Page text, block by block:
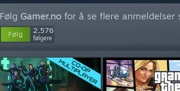
Følg Gamer.no for å se flere anmeldelser
Følg 2,576
følgere